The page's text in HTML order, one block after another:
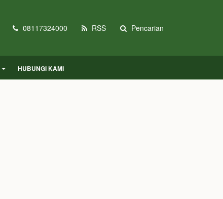
08117324000 RSS Pencarian
HUBUNGI KAMI